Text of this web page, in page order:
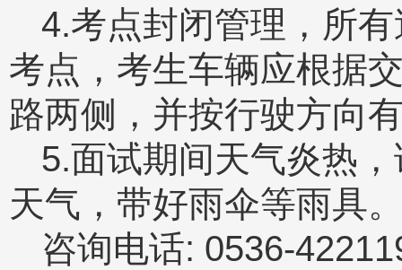
4.考点封闭管理，所
考点，考生车辆应根据
路两侧，并按行驶方向
5.面试期间天气炎热
天气，带好雨伞等雨具
咨询电话: 0536-